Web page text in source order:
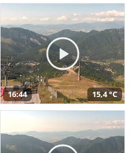
16:44 15,4 °C